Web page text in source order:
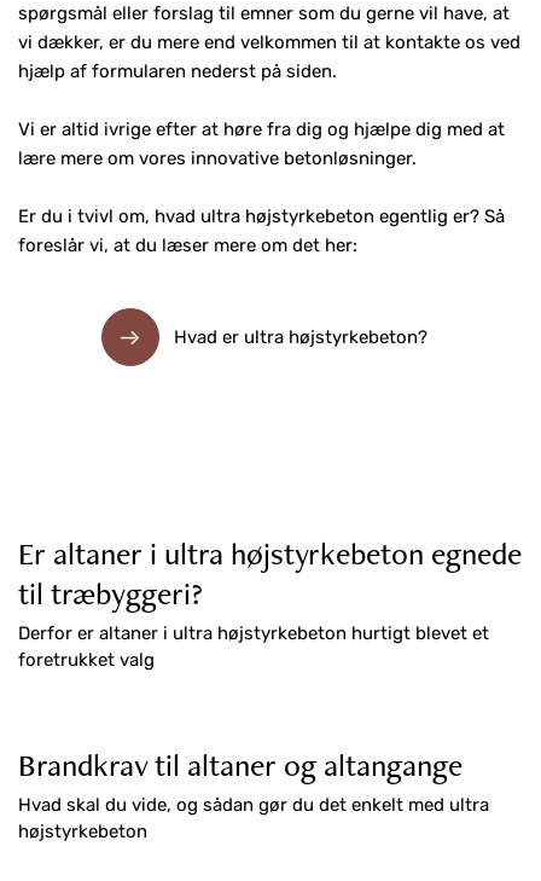
spørgsmål eller forslag til emner som du gerne vil have, at
vi dækker, er du mere end velkommen til at kontakte os ved
hjælp af formularen nederst på siden.
Vi er altid ivrige efter at høre fra dig og hjælpe dig med at
lære mere om vores innovative betonløsninger.
Er du i tvivl om, hvad ultra højstyrkebeton egentlig er? Så
foreslår vi, at du læser mere om det her:
Hvad er ultra højstyrkebeton?
Er altaner i ultra højstyrkebeton egnede
til træbyggeri?
Derfor er altaner i ultra højstyrkebeton hurtigt blevet et
foretrukket valg
Brandkrav til altaner og altangange
Hvad skal du vide, og sådan gør du det enkelt med ultra
højstyrkebeton